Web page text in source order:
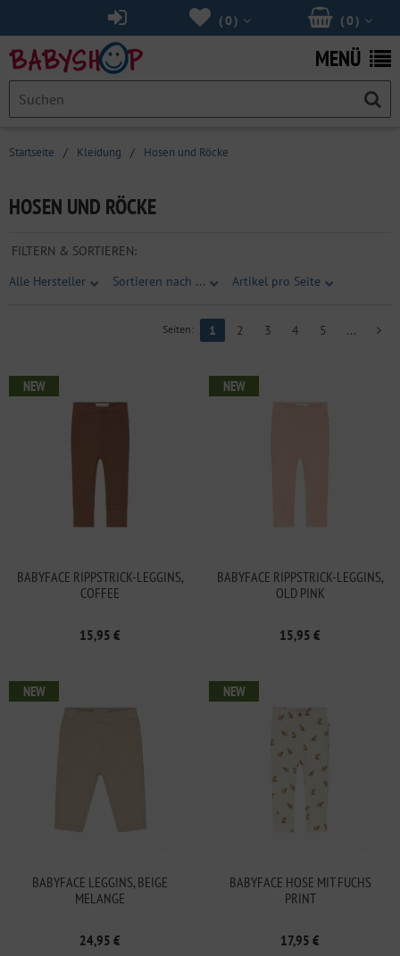
(0 )
(0 )
MENÜ
Startseite / Kleidung / Hosen und Röcke
HOSEN UND RÖCKE
FILTERN & SORTIEREN:
Alle Hersteller
Sortieren nach ... Artikel pro Seite
Seiten: 1 2 3 4 5 ...
BABYFACE RIPPSTRICK-LEGGINS,
COFFEE
15,95 €
NEW
BABYFACE RIPPSTRICK-LEGGINS,
OLD PINK
15,95 €
NEW
BABYFACE LEGGINS, BEIGE
MELANGE
24,95 €
NEW
BABYFACE HOSE MIT FUCHS
PRINT
17,95 €
NEW